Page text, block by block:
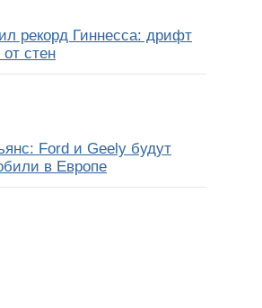
рекорд Гиннесса: дрифт
стен
Ford и Geely будут
в Европе